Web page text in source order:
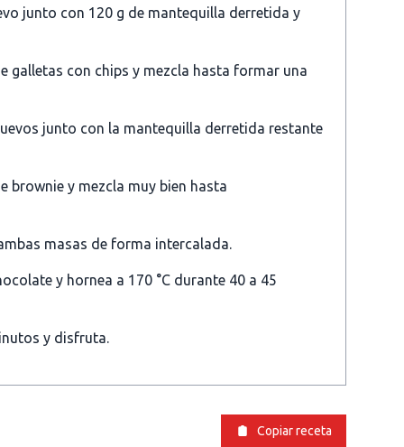
junto con 120 g de mantequilla derretida y
galletas con chips y mezcla hasta formar una
junto con la mantequilla derretida restante
brownie y mezcla muy bien hasta
masas de forma intercalada.
y hornea a 170 °C durante 40 a 45
y disfruta.
Copiar receta